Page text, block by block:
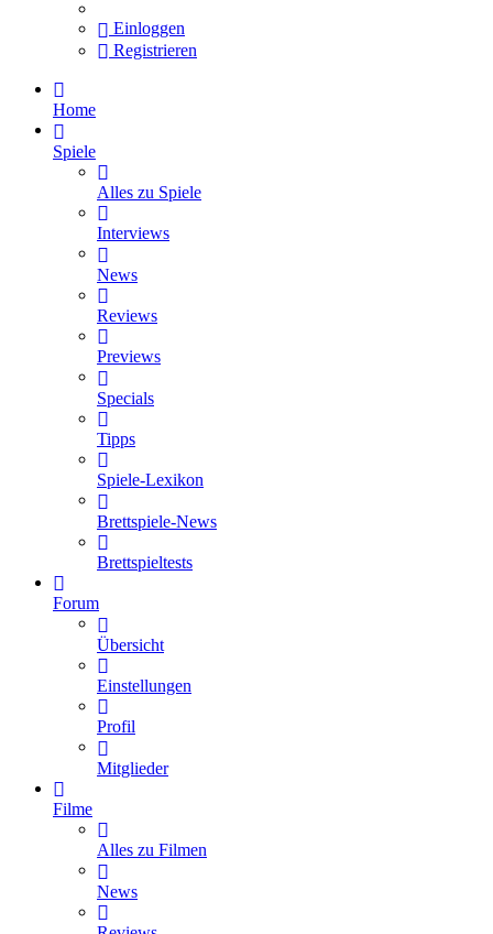
Einloggen
Registrieren
Home
Spiele
Alles zu Spiele
Interviews
News
Reviews
Previews
Specials
Tipps
Spiele-Lexikon
Brettspiele-News
Brettspieltests
Forum
Übersicht
Einstellungen
Profil
Mitglieder
Filme
Alles zu Filmen
News